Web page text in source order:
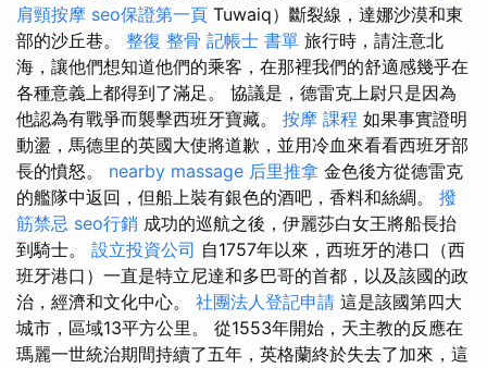
肩頸按摩 seo保證第一頁 Tuwaiq）斷裂線，達娜沙漠和東
部的沙丘巷。 整復 整骨 記帳士 書單 旅行時，請注意北
海，讓他們想知道他們的乘客，在那裡我們的舒適感幾乎在
各種意義上都得到了滿足。 協議是，德雷克上尉只是因為
他認為有戰爭而襲擊西班牙寶藏。 按摩 課程 如果事實證明
動盪，馬德里的英國大使將道歉，並用冷血來看看西班牙部
長的憤怒。 nearby massage 后里推拿 金色後方從德雷克
的艦隊中返回，但船上裝有銀色的酒吧，香料和絲綢。 撥
筋禁忌 seo行銷 成功的巡航之後，伊麗莎白女王將船長抬
到騎士。 設立投資公司 自1757年以來，西班牙的港口（西
班牙港口）一直是特立尼達和多巴哥的首都，以及該國的政
治，經濟和文化中心。 社團法人登記申請 這是該國第四大
城市，區域13平方公里。 從1553年開始，天主教的反應在
瑪麗一世統治期間持續了五年，英格蘭終於失去了加來，這